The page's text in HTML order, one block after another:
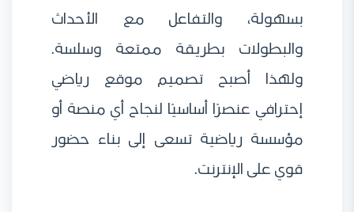
بسهولة، والتفاعل مع الأحداث
والبطولات بطريقة ممتعة وسلسة.
ولهذا أصبح تصميم موقع رياضي
إحترافي عنصرًا أساسيًا لنجاح أي منصة أو
مؤسسة رياضية تسعى إلى بناء حضور
قوي على الإنترنت.